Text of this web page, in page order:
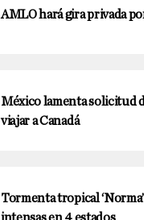
AMLO hará gira privada
México lamenta solicitud
viajar a Canadá
Tormenta tropical
intensas en 4 estados